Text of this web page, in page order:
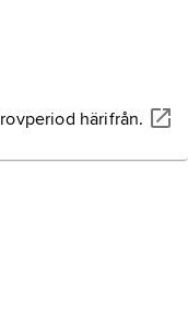
härifrån.